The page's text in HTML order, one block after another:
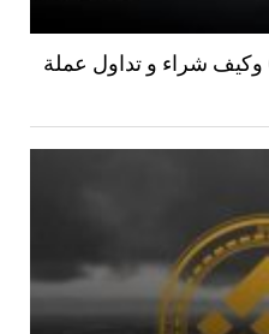
ما هو شين لينك ChainLink وكيف شراء و تداول عملة